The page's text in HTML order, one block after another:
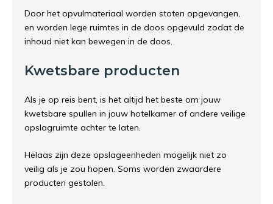
Door het opvulmateriaal worden stoten opgevangen,
en worden lege ruimtes in de doos opgevuld zodat de
inhoud niet kan bewegen in de doos.
Kwetsbare producten
Als je op reis bent, is het altijd het beste om jouw
kwetsbare spullen in jouw hotelkamer of andere veilige
opslagruimte achter te laten.
Helaas zijn deze opslageenheden mogelijk niet zo
veilig als je zou hopen. Soms worden zwaardere
producten gestolen.